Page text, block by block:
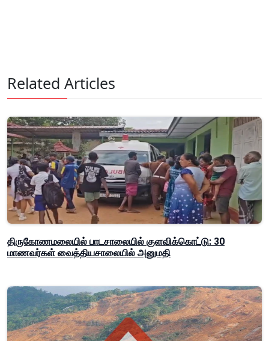
Related Articles
திருகோணமலையில் பாடசாலையில் குளவிக்கொட்டு: 30
மாணவர்கள் வைத்தியசாலையில் அனுமதி